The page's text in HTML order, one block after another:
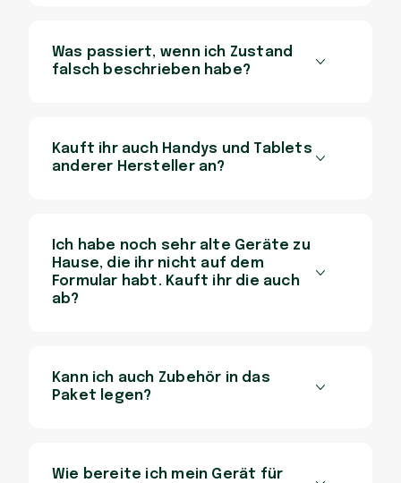
Was passiert, wenn ich Zustand
falsch beschrieben habe?
Kauft ihr auch Handys und Tablets
anderer Hersteller an?
Ich habe noch sehr alte Geräte zu
Hause, die ihr nicht auf dem
Formular habt. Kauft ihr die auch
ab?
Kann ich auch Zubehör in das
Paket legen?
Wie bereite ich mein Gerät für